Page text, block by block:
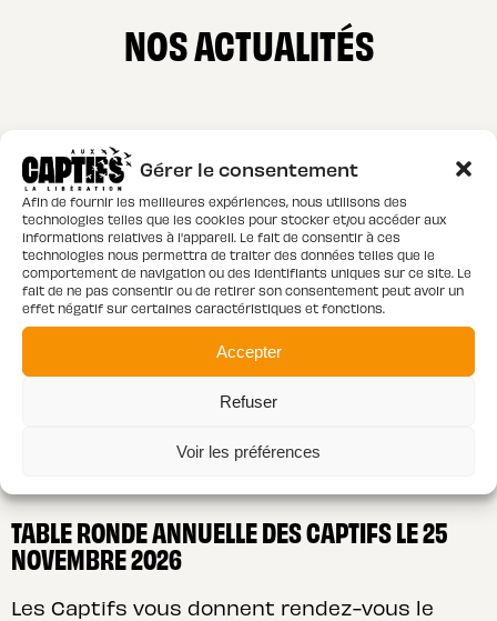
Gérer le consentement
Afin de fournir les meilleures expériences, nous utilisons des
technologies telles que les cookies pour stocker et/ou accéder aux
informations relatives à l'appareil. Le fait de consentir à ces
technologies nous permettra de traiter des données telles que le
comportement de navigation ou des identifiants uniques sur ce site. Le
fait de ne pas consentir ou de retirer son consentement peut avoir un
effet négatif sur certaines caractéristiques et fonctions.
Accepter
Refuser
Voir les préférences
NOS ACTUALITÉS
TABLE RONDE ANNUELLE DES CAPTIFS LE 25
NOVEMBRE 2026
Les Captifs vous donnent rendez-vous le